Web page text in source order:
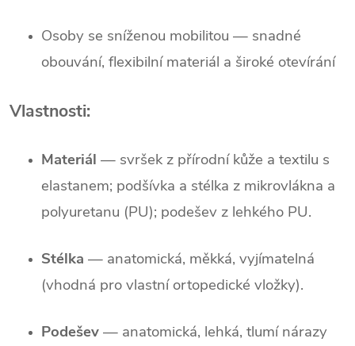
Osoby se sníženou mobilitou — snadné
obouvání, flexibilní materiál a široké otevírání
Vlastnosti:
Materiál — svršek z přírodní kůže a textilu s
elastanem; podšívka a stélka z mikrovlákna a
polyuretanu (PU); podešev z lehkého PU.
Stélka — anatomická, měkká, vyjímatelná
(vhodná pro vlastní ortopedické vložky).
Podešev— anatomická, lehká, tlumí nárazy